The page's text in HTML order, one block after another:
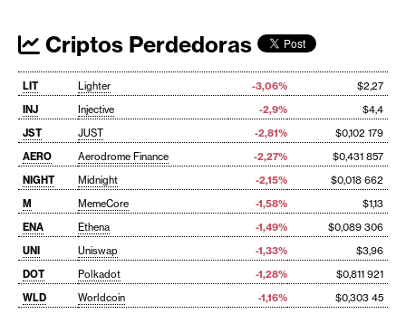
Criptos Perdedoras
LIT Lighter -3,06%
$2,27
INJ
Injective -2,9%
$4,4
JST
JUST -2,81%
$0,102 179
AERO
Aerodrome Finance -2,27%
$0,431 857
NIGHT
Midnight -2,15%
$0,018 662
M
MemeCore -1,58%
$1,13
ENA
Ethena -1,49%
$0,089 306
UNI
Uniswap -1,33%
$3,96
DOT
Polkadot -1,28%
$0,811 921
WLD
Worldcoin -1,16% $0,303 45